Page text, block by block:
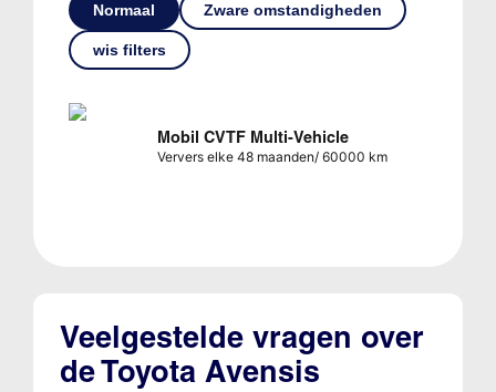
Normaal Zware omstandigheden
wis filters
Mobil CVTF Multi-Vehicle
Ververs elke 48 maanden/ 60000 km
Veelgestelde vragen over
de Toyota Avensis